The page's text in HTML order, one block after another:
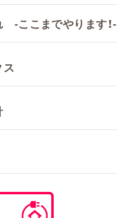
-ここまでやります！-